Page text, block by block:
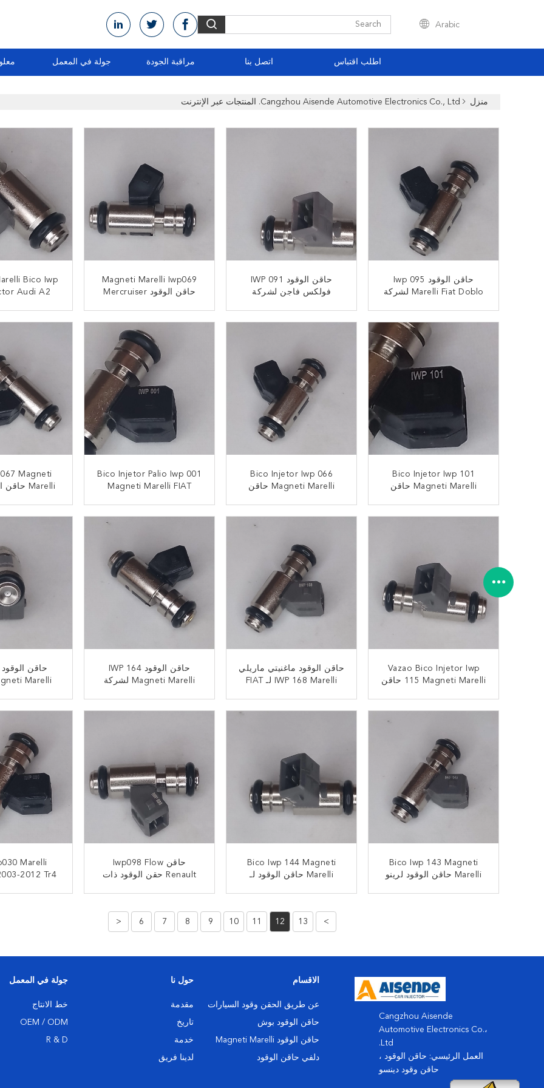
Arabic
جولة في المعمل مراقبة الجودة اتصل بنا اطلب اقتباس
منزل Cangzhou Aisende Automotive Electronics Co., Ltd. المنتجات عبر الإنترنت
Bico Iwp
Audi A2
ﺎﺘﺼﻟ
Magneti Marelli Iwp069
حاقن الوقود Mercruiser
ﺎﺘﺼﻟ ﺍﻶﻧ
حاقن الوقود IWP 091
فولكس فاجن لشركة
ﺎﺘﺼﻟ ﺍﻶﻧ
حاقن الوقود Iwp 095
Marelli Fiat Doblo لشركة
ﺎﺘﺼﻟ ﺍﻶﻧ
Magneti
ﺎﺘﺼﻟ
Bico Injetor Palio Iwp 001
Magneti Marelli FIAT
ﺎﺘﺼﻟ ﺍﻶﻧ
Bico Injetor Iwp 066
Magneti Marelli حاقن
ﺎﺘﺼﻟ ﺍﻶﻧ
Bico Injetor Iwp 101
Magneti Marelli حاقن
ﺎﺘﺼﻟ ﺍﻶﻧ
ﺎﺘﺼﻟ
حاقن الوقود IWP 164
Magneti Marelli لشركة
ﺎﺘﺼﻟ ﺍﻶﻧ
حاقن الوقود ماغنيتي ماريلي
IWP 168 Marelli لـ FIAT
ﺎﺘﺼﻟ ﺍﻶﻧ
Vazao Bico Injetor Iwp
115 Magneti Marelli حاقن
ﺎﺘﺼﻟ ﺍﻶﻧ
Marelli
2012 Tr4
حاقن Iwp098 Flow
Renault حقن الوقود ذات
Bico Iwp 144 Magneti
Marelli حاقن الوقود لـ
Bico Iwp 143 Magneti
Marelli حاقن الوقود لرينو
< 6 7 8 9 10 11 12 13 >
Cangzhou Aisende
Automotive Electronics Co.،
Ltd.
العمل الرئيسي: حاقن الوقود ،
حاقن وقود دينسو
الاقسام
عن طريق الحقن وقود السيارات
حاقن الوقود بوش
حاقن الوقود Magneti Marelli
دلفي حاقن الوقود
حول نا
مقدمة
تاريخ
خدمة
لدينا فريق
جولة في المعمل
خط الانتاج
OEM / ODM
R & D